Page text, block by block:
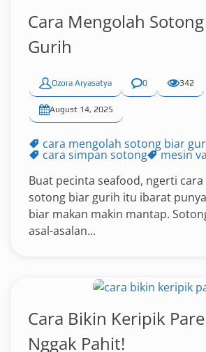
Cara Mengolah
Gurih
Ozora Aryasatya 0 342
August 14, 2025
cara mengolah sotong biar
cara simpan sotong
mesin
Buat pecinta seafood, ngerti
sotong biar gurih itu ibarat
biar makan makin mantap.
asal-asalan...
Cara Bikin Keripik
Nggak Pahit!